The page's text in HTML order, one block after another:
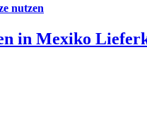
nutzen
in Mexiko